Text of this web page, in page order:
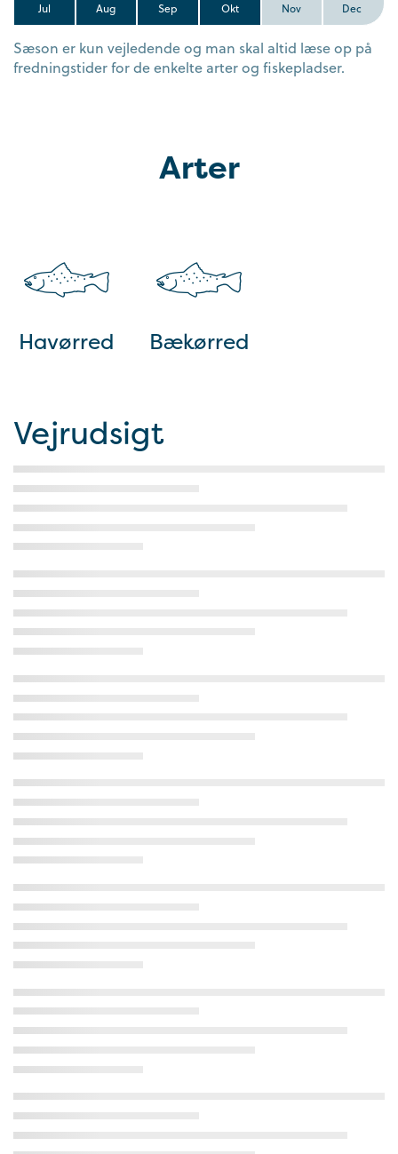
Jul Aug Sep Okt Nov Dec
Sæson er kun vejledende og man skal altid læse op på
fredningstider for de enkelte arter og fiskepladser.
Arter
Havørred Bækørred
Vejrudsigt